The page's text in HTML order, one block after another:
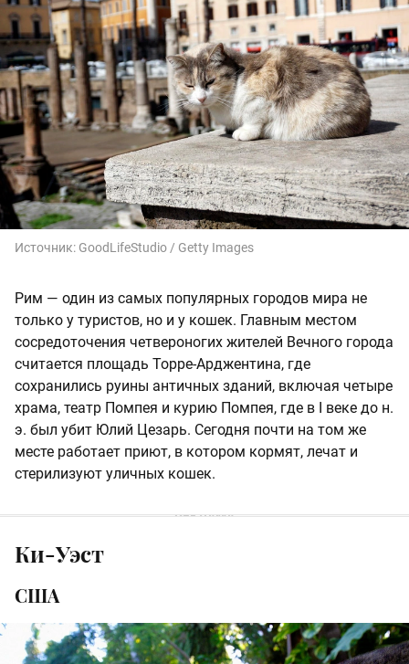
Источник: GoodLifeStudio / Getty Images
Рим — один из самых популярных городов мира не
только у туристов, но и у кошек. Главным местом
сосредоточения четвероногих жителей Вечного города
считается площадь Торре-Арджентина, где
сохранились руины античных зданий, включая четыре
храма, театр Помпея и курию Помпея, где в I веке до н.
э. был убит Юлий Цезарь. Сегодня почти на том же
месте работает приют, в котором кормят, лечат и
стерилизуют уличных кошек.
Ки-Уэст
США